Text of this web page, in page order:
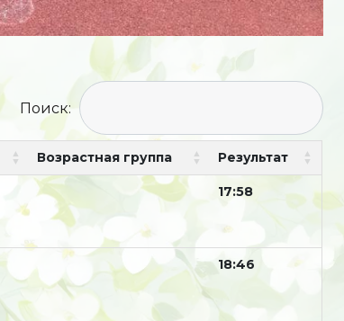
Поиск:
Возрастная группа Результат
17:58
18:46